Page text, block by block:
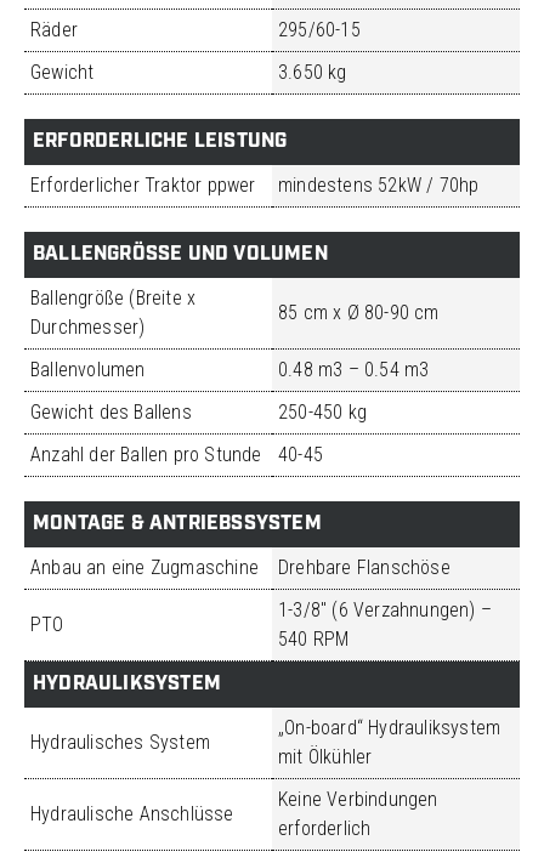
Räder
295/60-15
Gewicht
3.650 kg
ERFORDERLICHE LEISTUNG
Erforderlicher Traktor ppwer mindestens 52kW / 70hp
BALLENGRÖSSE UND VOLUMEN
Ballengröße (Breite x
Durchmesser)
85 cm x Ø 80-90 cm
Ballenvolumen
0.48 m3 – 0.54 m3
Gewicht des Ballens
250-450 kg
Anzahl der Ballen pro Stunde
40-45
MONTAGE & ANTRIEBSSYSTEM
Anbau an eine Zugmaschine Drehbare Flanschöse
PTO
1-3/8″ (6 Verzahnungen) –
540 RPM
HYDRAULIKSYSTEM
Hydraulisches System
„On-board“ Hydrauliksystem
mit Ölkühler
Hydraulische Anschlüsse
Keine Verbindungen
erforderlich